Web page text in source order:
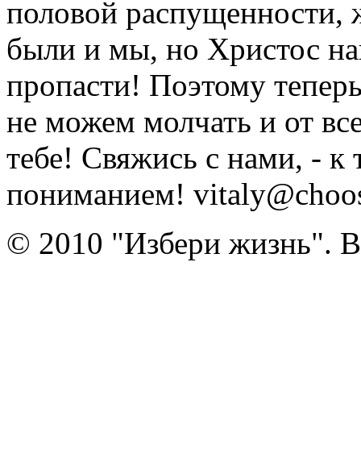
половой распущенности,
были и мы, но Христос
пропасти! Поэтому
не можем молчать и от
тебе! Свяжись с нами, - к
пониманием!
© 2010 "Избери жизнь".